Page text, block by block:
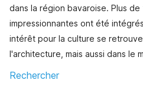
dans la région bavaroise. Plus
impressionnantes ont été
intérêt pour la culture se
l'architecture, mais aussi dans le
Rechercher